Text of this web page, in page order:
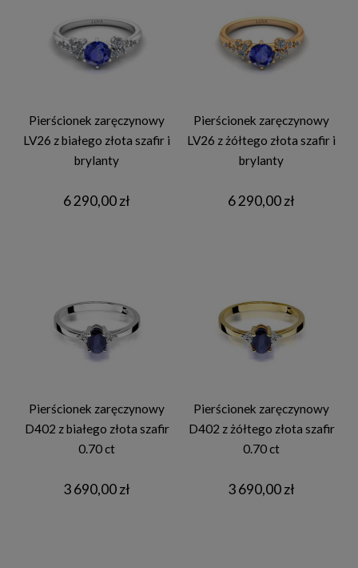
Pierścionek zaręczynowy
LV26 z białego złota szafir i
brylanty
6 290,00 zł
Pierścionek zaręczynowy
LV26 z żółtego złota szafir i
brylanty
6 290,00 zł
Pierścionek zaręczynowy
D402 z białego złota szafir
0.70 ct
3 690,00 zł
Pierścionek zaręczynowy
D402 z żółtego złota szafir
0.70 ct
3 690,00 zł